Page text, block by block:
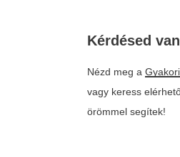
Kérdésed
Nézd meg a
vagy keress
örömmel segítek!